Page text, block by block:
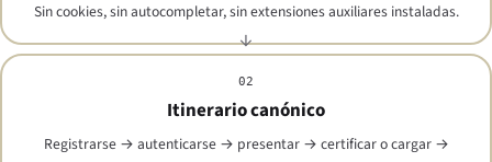
Sin cookies, sin autocompletar, sin extensiones auxiliares instaladas.
02
Itinerario canónico
Registrarse → autenticarse → presentar → certificar o cargar →